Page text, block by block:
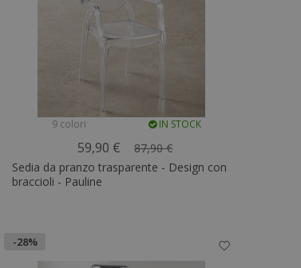
9 colori IN STOCK
59,90 €
87,90 €
Sedia da pranzo trasparente - Design con
braccioli - Pauline
-28%